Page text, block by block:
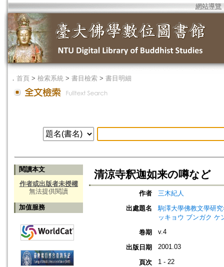
網站導覽
． 首頁 > 檢索系統 > 書目檢索 > 書目明細
閱讀本文
作者或出版者未授權
無法提供閱讀
加值服務
清涼寺釈迦如来の噂など
作者
三木紀人
出處題名
駒澤大學佛教文學研
ッキョウ ブンガク ケ
卷期
v.4
出版日期 2001.03
頁次 1 - 22